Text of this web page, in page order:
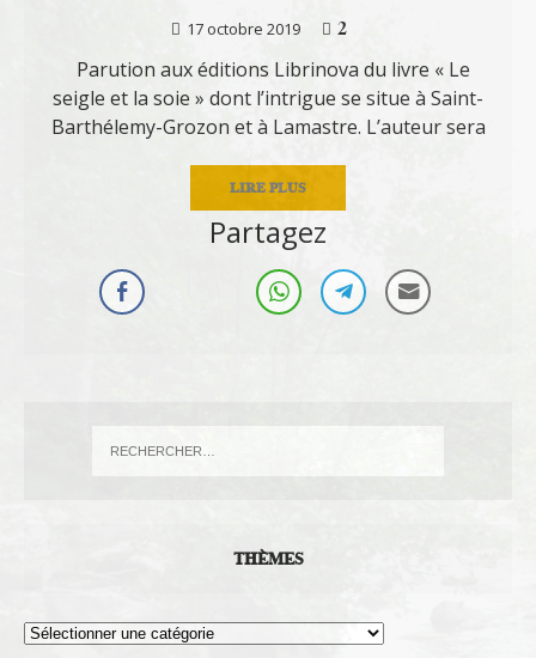
17 octobre 2019
2
Parution aux éditions Librinova du livre « Le
seigle et la soie » dont l’intrigue se situe à Saint-
Barthélemy-Grozon et à Lamastre. L’auteur sera
LIRE PLUS
Partagez
THÈMES
Thèmes